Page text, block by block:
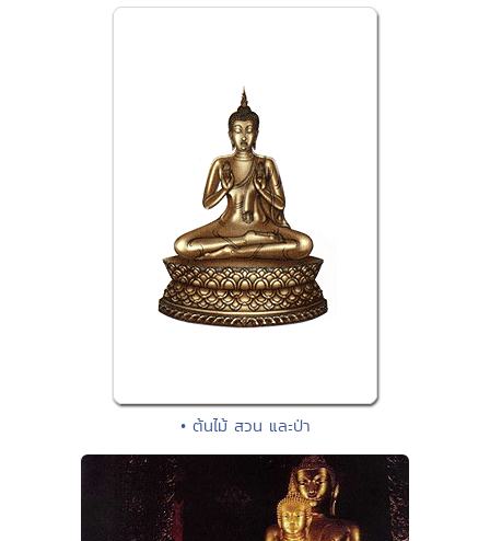
• ต้นไม้ สวน และป่า